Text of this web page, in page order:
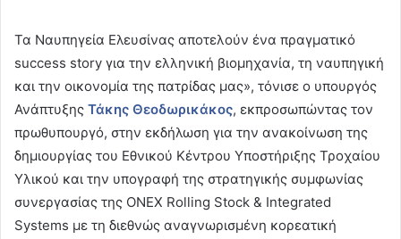
Τα Ναυπηγεία Ελευσίνας αποτελούν ένα πραγματικό
success story για την ελληνική βιομηχανία, τη ναυπηγική
και την οικονομία της πατρίδας μας», τόνισε ο υπουργός
Ανάπτυξης Τάκης Θεοδωρικάκος, εκπροσωπώντας τον
πρωθυπουργό, στην εκδήλωση για την ανακοίνωση της
δημιουργίας του Εθνικού Κέντρου Υποστήριξης Τροχαίου
Υλικού και την υπογραφή της στρατηγικής συμφωνίας
συνεργασίας της ONEX Rolling Stock & Integrated
Systems με τη διεθνώς αναγνωρισμένη κορεατική